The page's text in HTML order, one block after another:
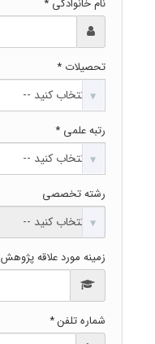
نام خانوادگی *
تحصیلات *
رتبه علمی *
رشته تخصصی
زمینه مورد علاقه پژوهش
شماره تلفن *